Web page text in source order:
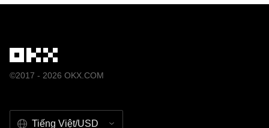
©2017 - 2026 OKX.COM
Tiếng Việt/USD